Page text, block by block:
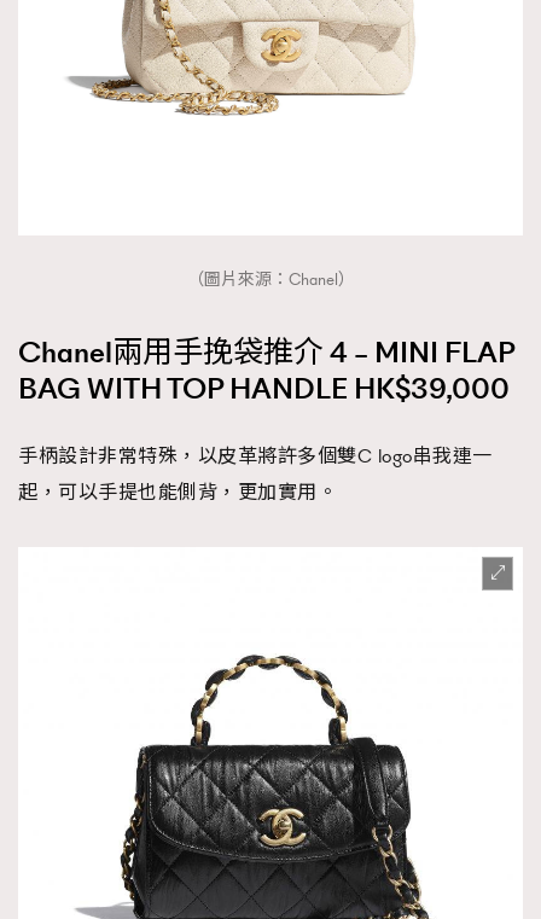
（圖片來源：Chanel）
Chanel兩用手挽袋推介 4 – MINI FLAP
BAG WITH TOP HANDLE HK$39,000
手柄設計非常特殊，以皮革將許多個雙C logo串我連一
起，可以手提也能側背，更加實用。